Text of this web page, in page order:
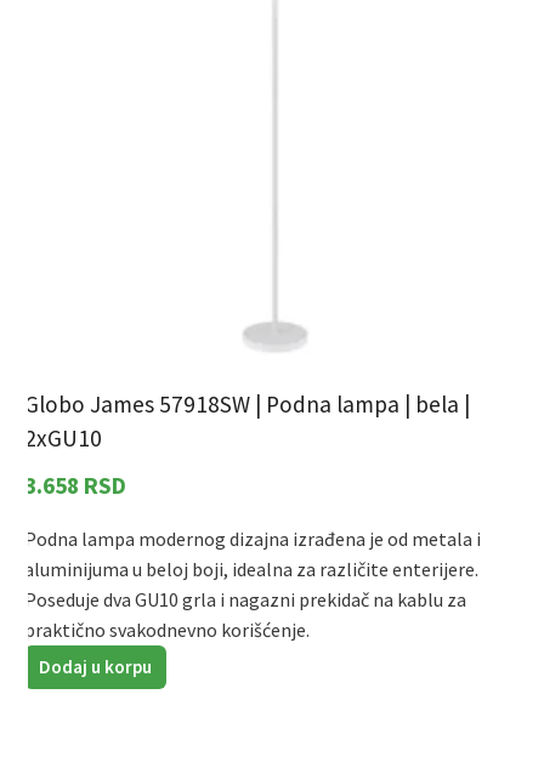
Globo James 57918SW | Podna lampa | bela |
2xGU10
3.658 RSD
Podna lampa modernog dizajna izrađena je od metala i
aluminijuma u beloj boji, idealna za različite enterijere.
Poseduje dva GU10 grla i nagazni prekidač na kablu za
praktično svakodnevno korišćenje.
Dodaj u korpu